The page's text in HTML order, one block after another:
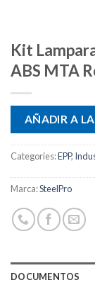
Kit
ABS MTA
AÑADIR A
Categories:EPP,
Marca:SteelPro
DOCUMENTOS